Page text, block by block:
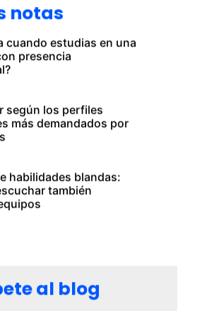
notas
cuando estudias en una
presencia
según los perfiles
más demandados por
habilidades blandas:
también
al blog